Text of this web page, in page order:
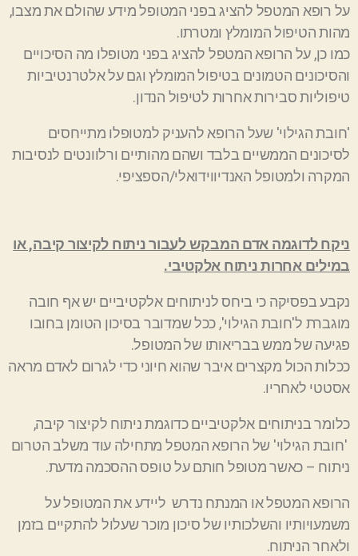
על רופא המטפל להציג בפני המטופל מידע שהולם את מצבו,
מהות הטיפול המומלץ ומטרתו.
כמו כן, על הרופא המטפל להציג בפני מטופלו מה הסיכויים
והסיכונים הטמונים בטיפול המומלץ וגם על אלטרנטיביות
טיפוליות סבירות אחרות לטיפול הנדון.
'חובת הגילוי' שעל הרופא להעניק למטופלו מתייחסים
לסיכונים הממשיים בלבד ושהם מהותיים ורלוונטים לנסיבות
המקרה ולמטופל האנדיווידואלי/הספציפי.
ניקח לדוגמה אדם המבקש לעבור ניתוח לקיצור קיבה, או
במילים אחרות ניתוח אלקטיבי.
נקבע בפסיקה כי ביחס לניתוחים אלקטיביים יש אף חובה
מוגברת ל'חובת הגילוי', ככל שמדובר בסיכון הטומן בחובו
פגיעה של ממש בבריאותו של המטופל.
ככלות הכול מקצרים איבר שהוא חיוני כדי לגרום לאדם מראה
אסטטי לאחריו.
כלומר בניתוחים אלקטיביים כדוגמת ניתוח לקיצור קיבה,
'חובת הגילוי' של הרופא המטפל מתחילה עוד משלב הטרום
ניתוח – כאשר מטופל חותם על טופס ההסכמה מדעת.
הרופא המטפל או המנתח נדרש ליידע את המטופל על
משמעויותיו והשלכותיו של סיכון מוכר שעלול להתקיים בזמן
ולאחר הניתוח.